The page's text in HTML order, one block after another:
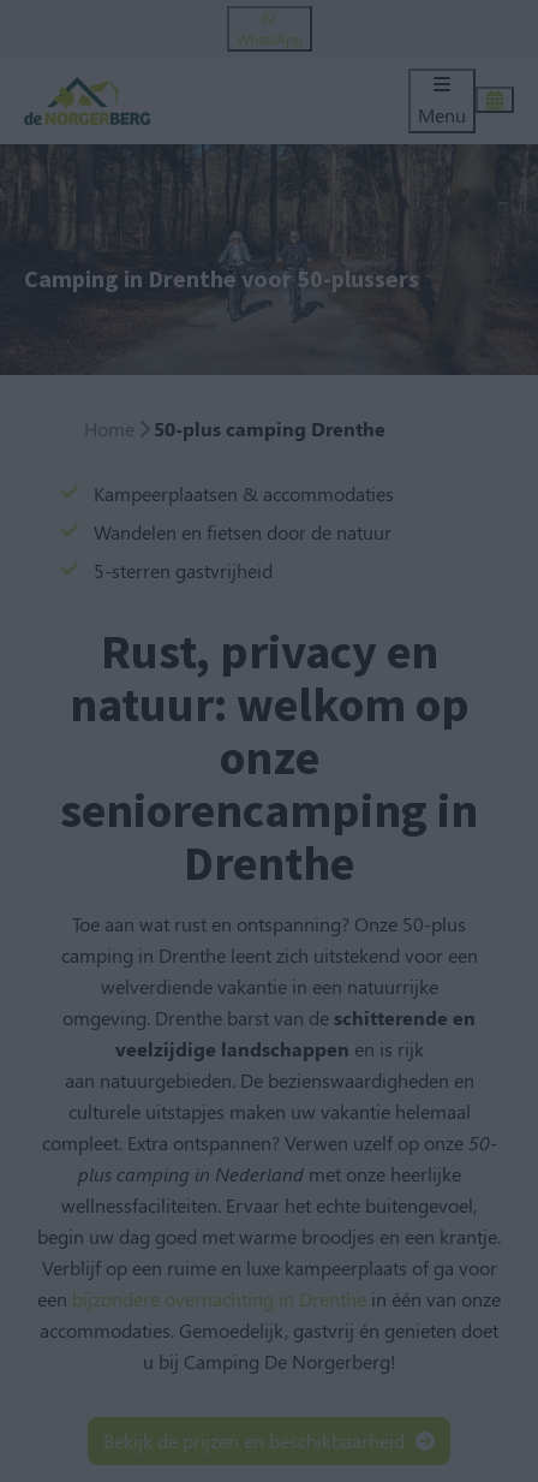
WhatsApp
Menu
Camping in Drenthe voor 50-plussers
Home 50-plus camping Drenthe
Kampeerplaatsen & accommodaties
Wandelen en fietsen door de natuur
5-sterren gastvrijheid
Rust, privacy en
natuur: welkom op
onze
seniorencamping in
Drenthe
Toe aan wat rust en ontspanning? Onze 50-plus
camping in Drenthe leent zich uitstekend voor een
welverdiende vakantie in een natuurrijke
omgeving. Drenthe barst van de schitterende en
veelzijdige landschappen en is rijk
aan natuurgebieden. De bezienswaardigheden en
culturele uitstapjes maken uw vakantie helemaal
compleet. Extra ontspannen? Verwen uzelf op onze 50-
plus camping in Nederlandmet onze heerlijke
wellnessfaciliteiten. Ervaar het echte buitengevoel,
begin uw dag goed met warme broodjes en een krantje.
Verblijf op een ruime en luxe kampeerplaats of ga voor
een bijzondere overnachting in Drenthe in één van onze
accommodaties. Gemoedelijk, gastvrij én genieten doet
u bij Camping De Norgerberg!
Bekijk de prijzen en beschikbaarheid